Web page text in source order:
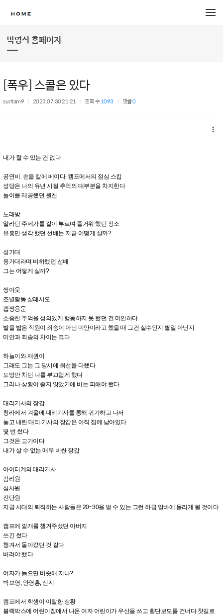
박영식 홈페이지
[폭우] 스콜은 있다
suritam9 2023.07.30 21:21 조회 수1093 댓글0
내가 할 수 있는 건 없다
공연비. 손을 칼에 베이다. 캠프에서의 점심 스킵
성당은 나의 유년 시절 추억의 대부분을 차지한다
놀이를 제공했던 원천
노래방
알라딘 주제가를 같이 부르며 즐거워 했던 장소
유흥만 생각 했던 선배는 지금 어떻게 살까?
성가대
응가대라며 비하했던 선배
그는 어떻게 살까?
씽아웃
조별활동 살레시오
캡짱용문
소중한 추억을 성의있게 행동하지 못 했던 건 미안하다
발을 밟은 직원이 죄송이 아닌 미안이라고 했을 때 그건 실수인지 별일 아닌지
미안과 죄송의 차이는 크다
하늘이와 재권이
그래도 그는 그 당시에 최선을 다했다
도망만 치던 나를 부끄럽게 했다
그러나 상황이 좋지 않았기에 비는 피해야 했다
대리기사의 장갑
청라에서 겨울에 대리기사를 통해 귀가하고 나서
놓고 내린 대리 기사의 장갑은 아직 집에 남아있다
몇 번 썼다
그것은 고가이다
내가 살 수 없는 매우 비싼 장갑
아이티계의 대리기사
감리원
심사원
진단원
지금 시대의 퇴직하는 사람들은 20~30을 벌 수 있는 그런 하급 알바에 몰리게 될 것이다
캠프에 깔개를 챙겨주셨던 아버지
쓰긴 썼다
챙겨서 돌아갔던 것 같다
버려야 했다
여자가 늙으면 비슷해 지나?
박보영, 안영홍, 신지
캠프에서 학생이 이탈한 상황
블랙박스에 어린이집에서 나온 여자 어린이가 우산을 쓰고 횡단보도를 건너다 찻길로